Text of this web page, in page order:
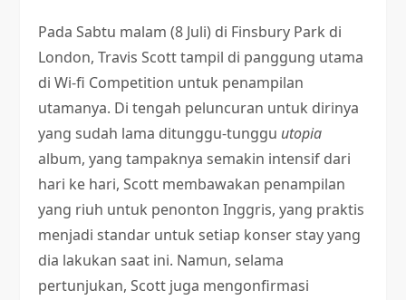
Pada Sabtu malam (8 Juli) di Finsbury Park di
London, Travis Scott tampil di panggung utama
di Wi-fi Competition untuk penampilan
utamanya. Di tengah peluncuran untuk dirinya
yang sudah lama ditunggu-tunggu utopia
album, yang tampaknya semakin intensif dari
hari ke hari, Scott membawakan penampilan
yang riuh untuk penonton Inggris, yang praktis
menjadi standar untuk setiap konser stay yang
dia lakukan saat ini. Namun, selama
pertunjukan, Scott juga mengonfirmasi